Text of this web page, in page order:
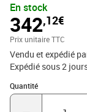
une convivialité
à ressorts
qui fonctionnent
personnalisé en
chaque zone. Cette
le transfert de
ressorts ouverts.
En stock
342,12€
Prix unitaire TTC
Vendu et expédié
Expédié sous 2
Quantité
Quantité : 1